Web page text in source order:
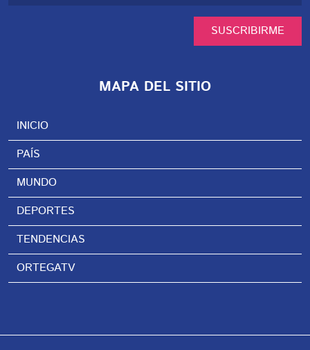
SUSCRIBIRME
MAPA DEL SITIO
INICIO
PAÍS
MUNDO
DEPORTES
TENDENCIAS
ORTEGATV